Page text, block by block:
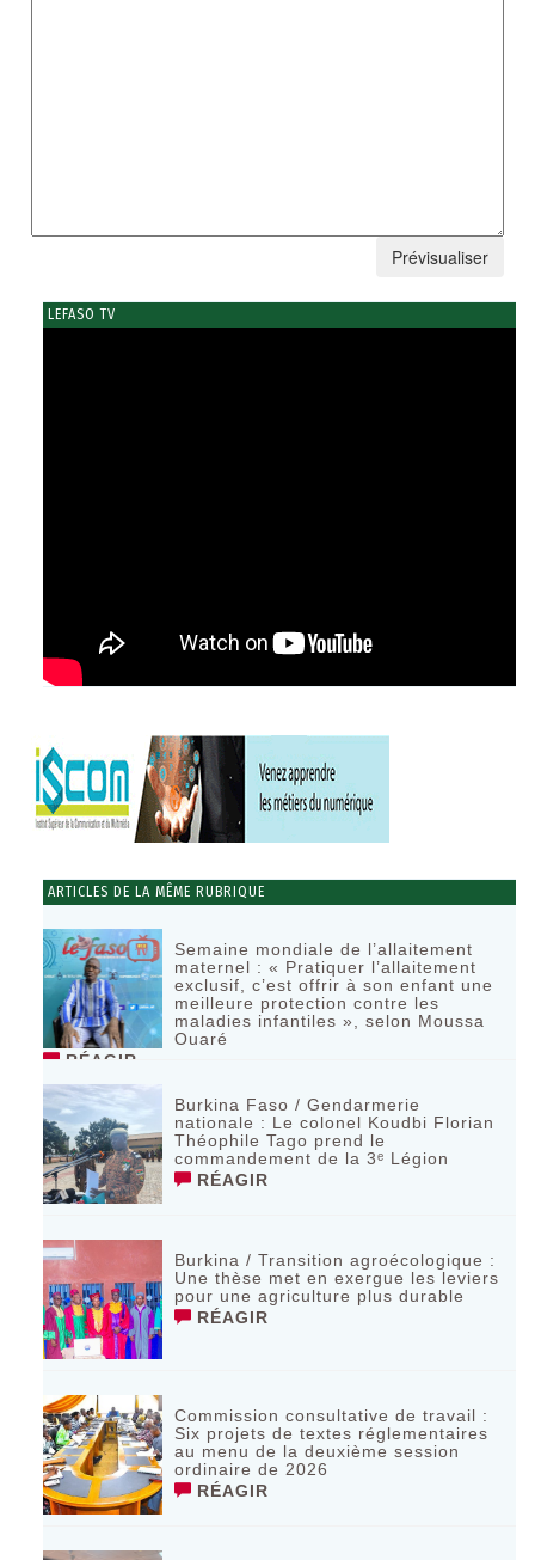
LEFASO TV
ARTICLES DE LA MÊME RUBRIQUE
Semaine mondiale de l’allaitement
maternel : « Pratiquer l’allaitement
exclusif, c’est offrir à son enfant une
meilleure protection contre les
maladies infantiles », selon Moussa
Ouaré
RÉAGIR
Burkina Faso / Gendarmerie
nationale : Le colonel Koudbi Florian
Théophile Tago prend le
commandement de la 3ᵉ Légion
RÉAGIR
Burkina / Transition agroécologique :
Une thèse met en exergue les leviers
pour une agriculture plus durable
RÉAGIR
Commission consultative de travail :
Six projets de textes réglementaires
au menu de la deuxième session
ordinaire de 2026
RÉAGIR